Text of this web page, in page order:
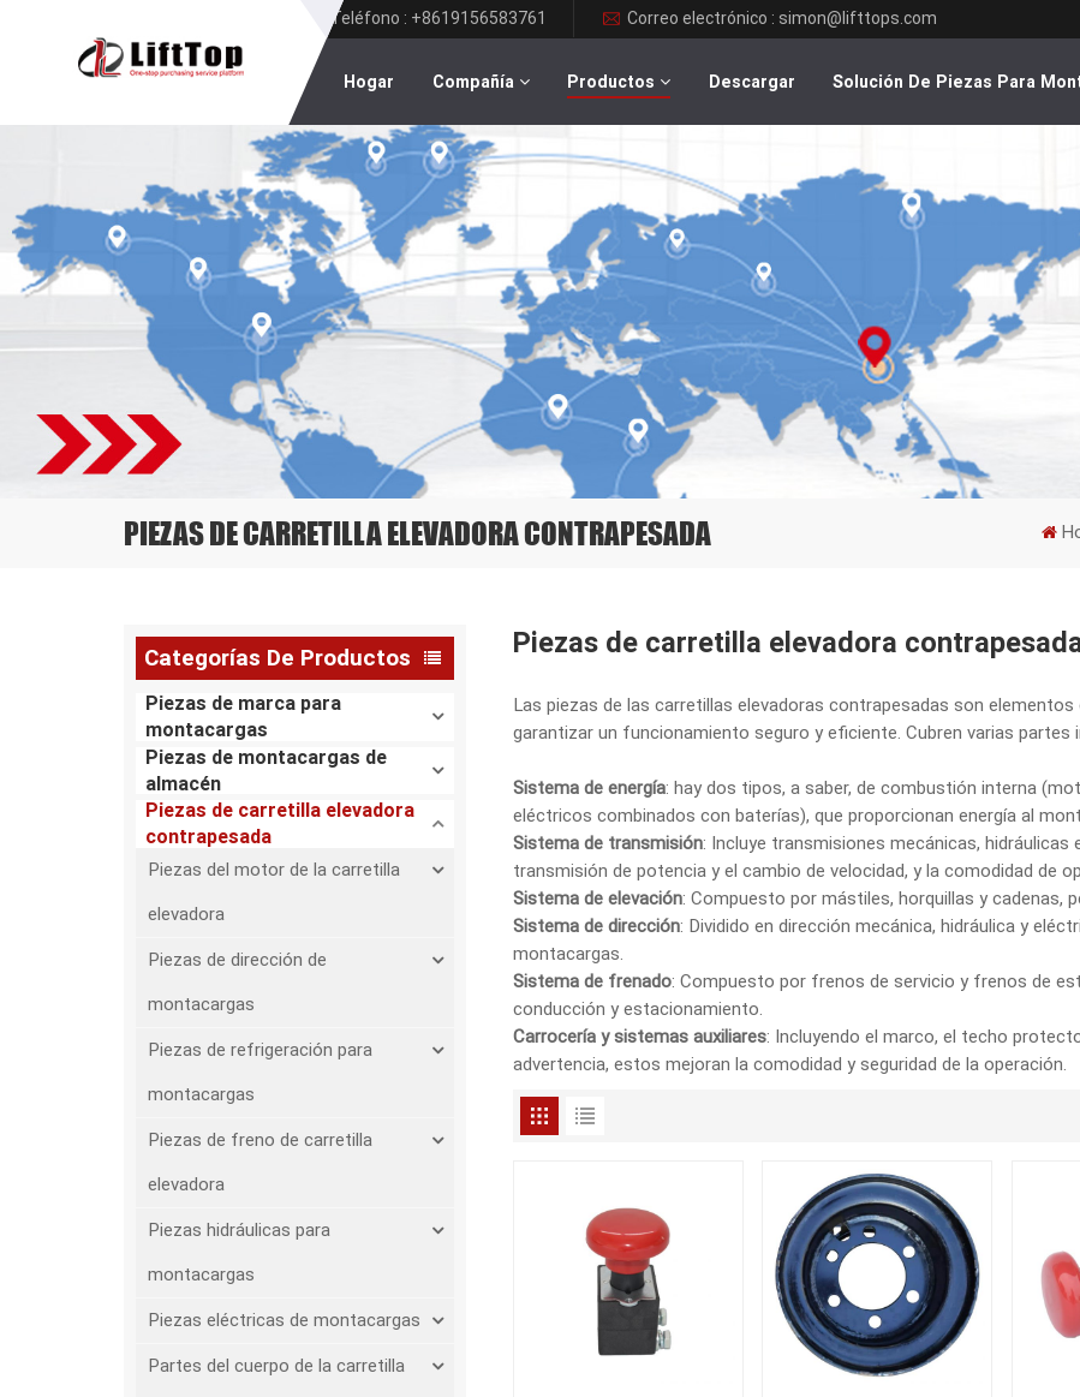
Teléfono : +8619156583761 Correo electrónico : simon@lifttops.com
Hogar Compañía Productos Descargar Solución De Piezas Para
PIEZAS DE CARRETILLA ELEVADORA CONTRAPESADA
Categorías De Productos
Piezas de marca para
montacargas
Piezas de montacargas de
almacén
Piezas de carretilla elevadora
contrapesada
Piezas del motor de la carretilla
elevadora
Piezas de dirección de
montacargas
Piezas de refrigeración para
montacargas
Piezas de freno de carretilla
elevadora
Piezas hidráulicas para
montacargas
Piezas eléctricas de montacargas
Partes del cuerpo de la carretilla
Piezas de carretilla elevadora
Las piezas de las carretillas elevadoras contrapesadas son
garantizar un funcionamiento seguro y eficiente. Cubren varias
Sistema de energía: hay dos tipos, a saber, de combustión interna
eléctricos combinados con baterías), que proporcionan energía al
Sistema de transmisión: Incluye transmisiones mecánicas,
transmisión de potencia y el cambio de velocidad, y la comodidad de
Sistema de elevación: Compuesto por mástiles, horquillas y cadenas,
Sistema de dirección: Dividido en dirección mecánica, hidráulica y
montacargas.
Sistema de frenado: Compuesto por frenos de servicio y frenos de
conducción y estacionamiento.
Carrocería y sistemas auxiliares: Incluyendo el marco, el techo
advertencia, estos mejoran la comodidad y seguridad de la operación.